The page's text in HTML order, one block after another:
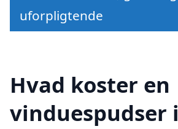
uforpligtende
Hvad koster en
vinduespudser i